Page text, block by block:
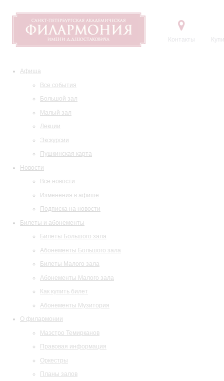
Контакты
Афиша
Все события
Большой зал
Малый зал
Лекции
Экскурсии
Пушкинская карта
Новости
Все новости
Изменения в афише
Подписка на новости
Билеты и абонементы
Билеты Большого зала
Абонементы Большого зала
Билеты Малого зала
Абонементы Малого зала
Как купить билет
Абонементы Музитория
О филармонии
Маэстро Темирканов
Правовая информация
Оркестры
Планы залов